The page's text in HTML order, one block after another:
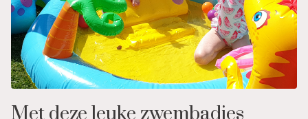
Met deze leuke zwembadjes